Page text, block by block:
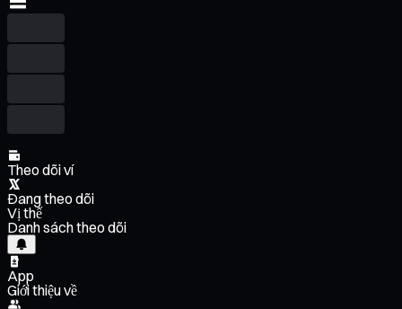
Theo dõi ví
Đang theo dõi
Vị thế
Danh sách theo dõi
App
Giới thiệu về